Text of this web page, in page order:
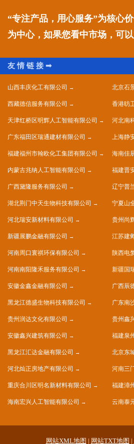
“专注产品，用心服务”为核心
为中心，如果您看中市场，可以
山西丰庆化工有限公司 北京石
西藏德信服务有限公司 香港昉
天津红桥区明辉人工智能有限公司 河北南
广东福田区瑞通建材有限公司 上海静
福建福州市翰欧化工集团有限公司 海南佳
内蒙古兆纳人工智能有限公司 福建晋
广西黛隆服务有限公司 辽宁普
湖北荆门中天生物科技有限公司 宁夏山
河北瑞安新材料有限公司 贵州尚
新疆展鹏金融有限公司 江苏建
河南周口寰祺环保有限公司 陕西电
河南南阳隆禾服务有限公司 新疆国
安徽金鑫金融有限公司 广西辰
黑龙江德盛生物科技有限公司 广东南
贵州润达文化有限公司 贵州鑫
安徽鑫兴建筑有限公司 福建泉
黑龙江汇达金融有限公司 北京东
河北灿正房地产有限公司 河南三
重庆合川区明名新材料有限公司 福建漳
海南宏兴人工智能有限公司 云南泰
网站XML地图 | 网站TXT地图 |